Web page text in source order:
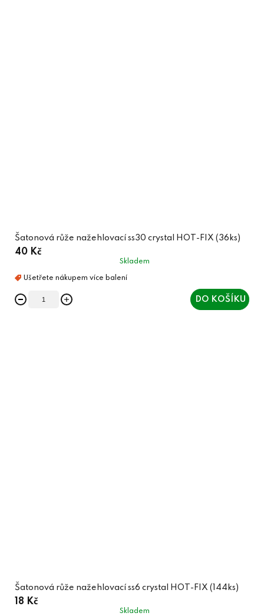
Šatonová růže nažehlovací ss30 crystal HOT-FIX (36ks)
40 Kč
Skladem
DO KOŠÍKU
Šatonová růže nažehlovací ss6 crystal HOT-FIX (144ks)
18 Kč
Skladem